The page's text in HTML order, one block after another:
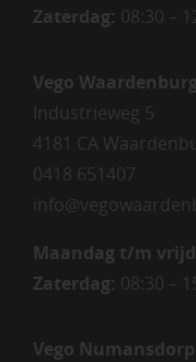
Zaterdag: 08:30 –
Vego
Industrieweg 5
4181 CA
0418 651407
Maandag t/m
Zaterdag: 08:30 –
Vego Numansdorp